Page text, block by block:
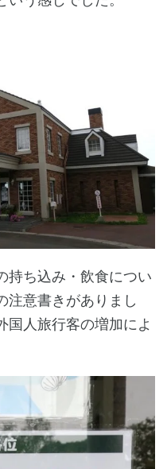
持ち込み・飲食につい
注意書きがありまし
国人旅行客の増加によ